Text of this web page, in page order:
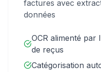
factures avec
données
OCR alimenté
de reçus
Catégorisation